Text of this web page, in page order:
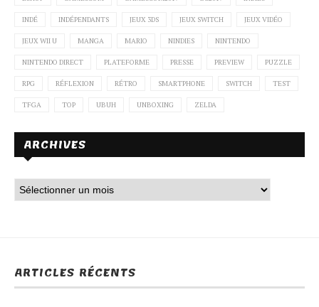
INDÉ INDÉPENDANTS JEUX 3DS JEUX SWITCH JEUX VIDÉO
JEUX WII U MANGA MARIO NINDIES NINTENDO
NINTENDO DIRECT PLATEFORME PRESSE PREVIEW PUZZLE
RPG RÉFLEXION RÉTRO SMARTPHONE SWITCH TEST
TFGA TOP UBUH UNBOXING ZELDA
ARCHIVES
ARTICLES RÉCENTS